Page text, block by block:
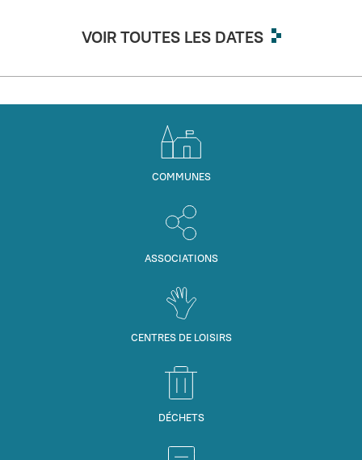
VOIR TOUTES LES DATES
COMMUNES
ASSOCIATIONS
CENTRES DE LOISIRS
DÉCHETS